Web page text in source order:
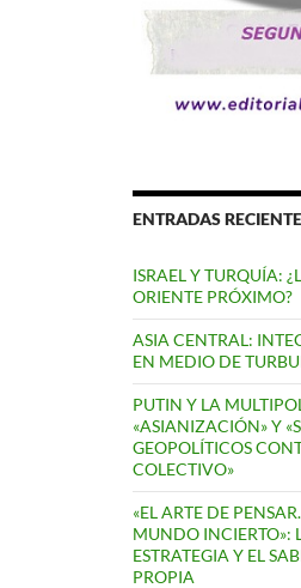
ENTRADAS
ISRAEL Y TURQUÍA:
ORIENTE PRÓXIMO?
ASIA CENTRAL:
EN MEDIO DE
PUTIN Y LA
«ASIANIZACIÓN» Y
GEOPOLÍTICOS
COLECTIVO»
«EL ARTE DE
MUNDO INCIERTO»:
ESTRATEGIA Y EL
PROPIA